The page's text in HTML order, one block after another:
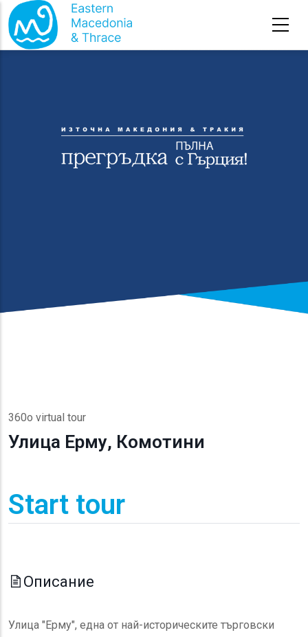
Премини към основното съдържание
Начална страница
360o virtual tour
Улица Ерму, Комотини
Start tour
Описание
Улица "Ерму", една от най-историческите търговски